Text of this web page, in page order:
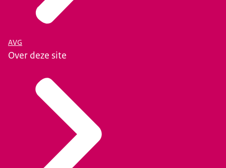
AVG
Over deze site